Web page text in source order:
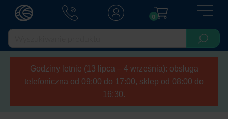
0
Godziny letnie (13 lipca – 4 września): obsługa
telefoniczna od 09:00 do 17:00, sklep od 08:00 do
16:30.